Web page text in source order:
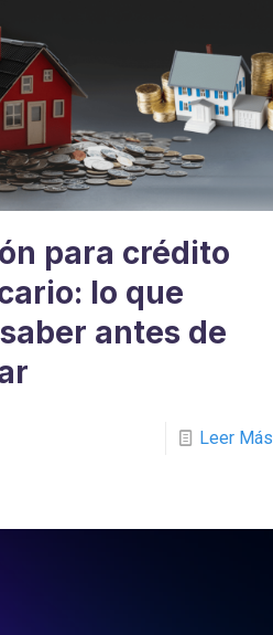
para crédito
lo que
antes de
Leer Más